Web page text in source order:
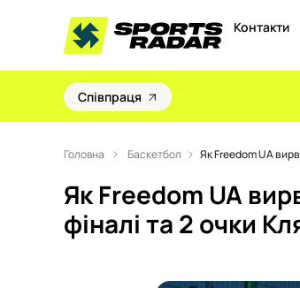
Контакти
Співпраця
Головна Баскетбол Як Freedom UA
Як Freedom UA
фіналі та 2 очки